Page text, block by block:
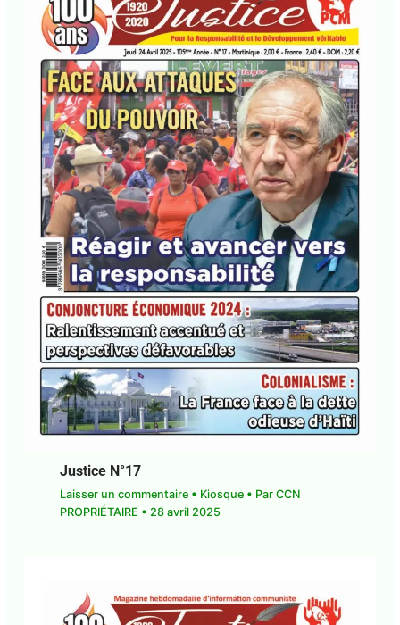
Justice N°17
Laisser un commentaire • Kiosque• ParCCN
PROPRIÉTAIRE•28 avril 2025